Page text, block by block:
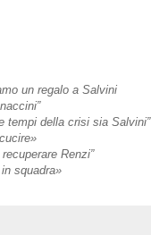
un regalo a Salvini
tempi della crisi sia Salvini”
Renzi”
squadra»